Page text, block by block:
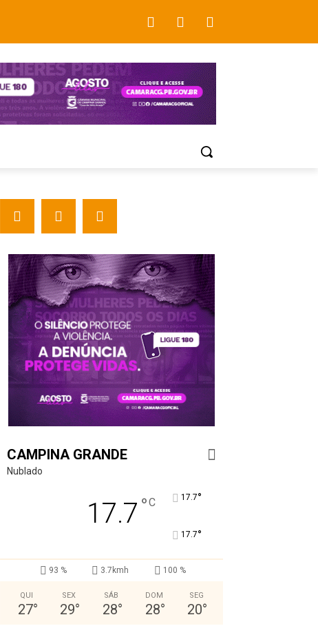
CAMPINA GRANDE
Nublado
17.7 °C 17.7°
17.7°
93 % 3.7kmh 100 %
QUI
27°
SEX
29°
SÁB
28°
DOM
28°
SEG
20°